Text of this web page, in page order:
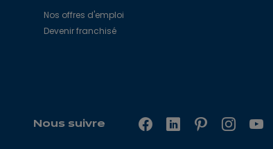
Nos offres d'emploi
Devenir franchisé
Nous suivre
FacebookLinkedInPinterest